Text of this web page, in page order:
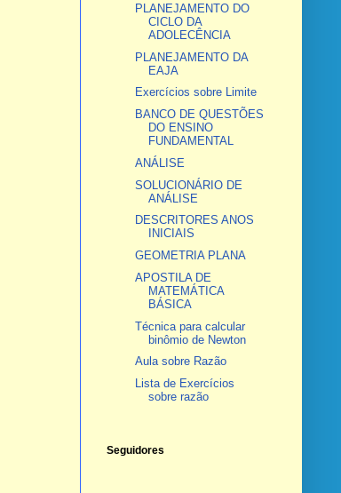
PLANEJAMENTO DO
CICLO DA
ADOLECÊNCIA
PLANEJAMENTO DA
EAJA
Exercícios sobre Limite
BANCO DE QUESTÕES
DO ENSINO
FUNDAMENTAL
ANÁLISE
SOLUCIONÁRIO DE
ANÁLISE
DESCRITORES ANOS
INICIAIS
GEOMETRIA PLANA
APOSTILA DE
MATEMÁTICA
BÁSICA
Técnica para calcular
binômio de Newton
Aula sobre Razão
Lista de Exercícios
sobre razão
Seguidores